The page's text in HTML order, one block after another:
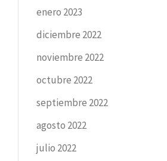
enero 2023
diciembre 2022
noviembre 2022
octubre 2022
septiembre 2022
agosto 2022
julio 2022